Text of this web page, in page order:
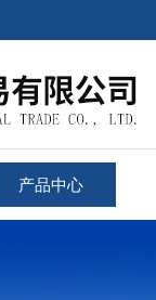
产品中心